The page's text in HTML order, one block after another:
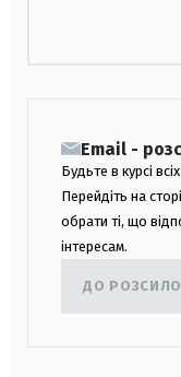
Email -
Будьте в курсі
Перейдіть на
обрати ті, що
інтересам.
ДО